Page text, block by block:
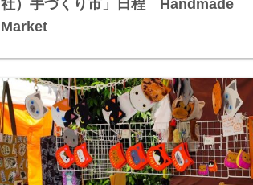
社）手づくり市」日程 Handmade
Market